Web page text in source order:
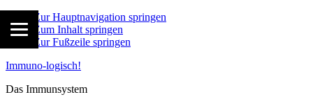
Zur Hauptnavigation springen
Zum Inhalt springen
Zur Fußzeile springen
Immuno-logisch!
Das Immunsystem